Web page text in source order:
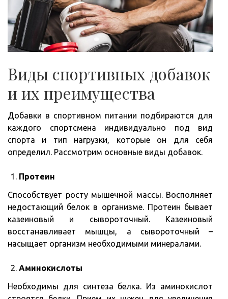
Виды спортивных добавок
и их преимущества
Добавки в спортивном питании подбираются для
каждого спортсмена индивидуально под вид
спорта и тип нагрузки, которые он для себя
определил. Рассмотрим основные виды добавок.
Протеин
Способствует росту мышечной массы. Восполняет
недостающий белок в организме. Протеин бывает
казеиновый и сывороточный. Казеиновый
восстанавливает мышцы, а сывороточный –
насыщает организм необходимыми минералами.
Аминокислоты
Необходимы для синтеза белка. Из аминокислот